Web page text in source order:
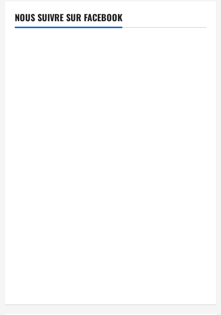
NOUS SUIVRE SUR FACEBOOK